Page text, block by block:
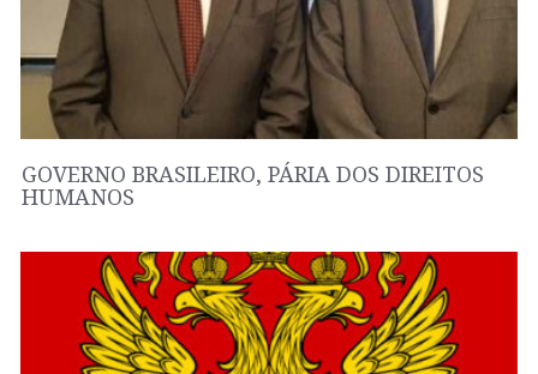
GOVERNO BRASILEIRO, PÁRIA DOS DIREITOS
HUMANOS